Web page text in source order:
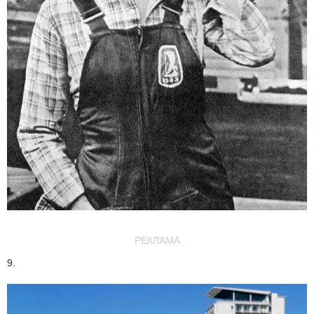
РЕКЛАМА
9.